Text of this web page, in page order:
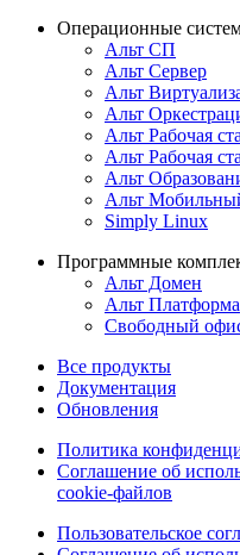
Операционные
Альт СП
Альт Сервер
Альт
Альт
Альт Рабочая
Альт Рабочая
Альт
Альт
Simply Linux
Программные
Альт Домен
Альт Платформа
Свободный
Все продукты
Документация
Обновления
Политика
Соглашение об
cookie-файлов
Пользовательское